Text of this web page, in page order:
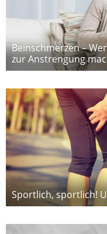
Beinschmerzen –
zur Anstrengung
Sportlich, sportlich!